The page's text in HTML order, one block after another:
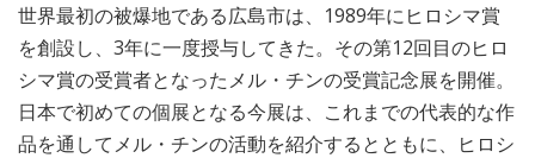
世界最初の被爆地である広島市は、1989年にヒロシマ賞
を創設し、3年に一度授与してきた。その第12回目のヒロ
シマ賞の受賞者となったメル・チンの受賞記念展を開催。
日本で初めての個展となる今展は、これまでの代表的な作
品を通してメル・チンの活動を紹介するとともに、ヒロシ